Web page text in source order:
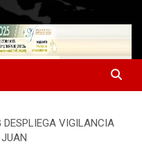
DESPLIEGA VIGILANCIA